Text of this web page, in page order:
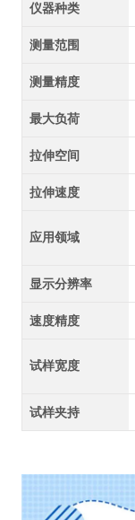
仪器种类
测量范围
测量精度
最大负荷
拉伸空间
拉伸速度
应用领域
显示分辨率
速度精度
试样宽度
试样夹持